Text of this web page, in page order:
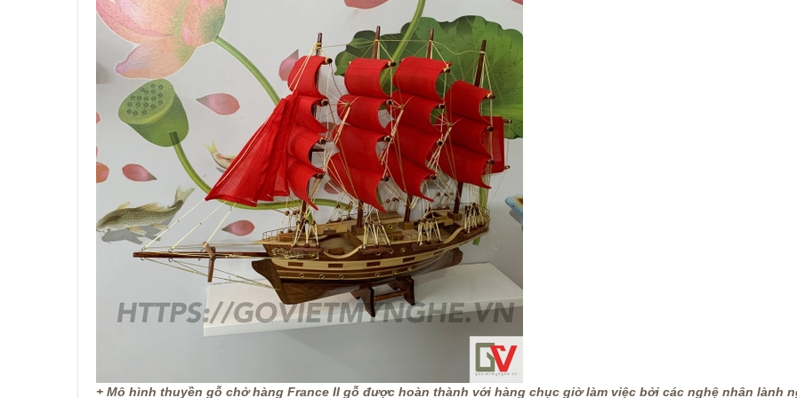
+ Mô hình thuyền gỗ chở hàng France II gỗ được hoàn thành với hàng chục giờ làm việc bởi các nghệ nhân lành